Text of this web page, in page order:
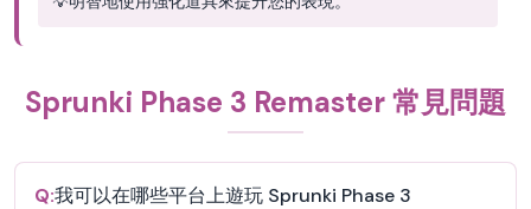
Sprunki Phase 3 Remaster 常見問題
Q:我可以在哪些平台上遊玩 Sprunki Phase 3